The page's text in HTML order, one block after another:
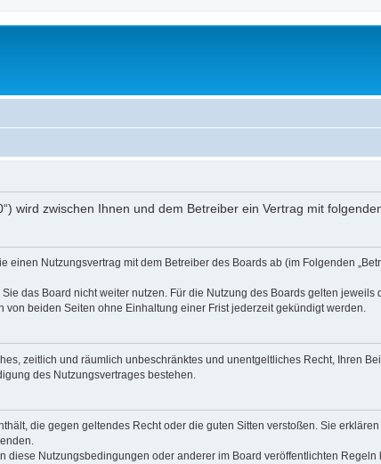
wird zwischen Ihnen und dem Betreiber ein Vertrag mit
einen Nutzungsvertrag mit dem Betreiber des Boards ab (im Folgenden
das Board nicht weiter nutzen. Für die Nutzung des Boards gelten
beiden Seiten ohne Einhaltung einer Frist jederzeit gekündigt werden.
zeitlich und räumlich unbeschränktes und unentgeltliches Recht, Ihren
des Nutzungsvertrages bestehen.
die gegen geltendes Recht oder die guten Sitten verstoßen. Sie
diese Nutzungsbedingungen oder anderer im Board veröffentlichten